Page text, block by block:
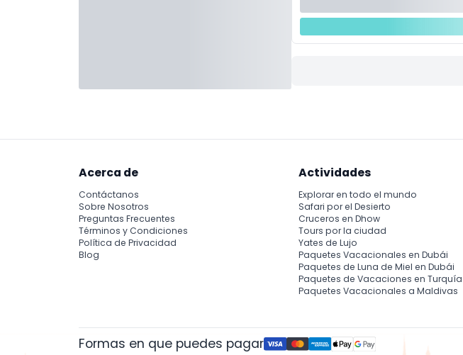
Acerca de
Contáctanos
Sobre Nosotros
Preguntas Frecuentes
Términos y Condiciones
Política de Privacidad
Blog
Actividades
Explorar en todo el mundo
Safari por el Desierto
Cruceros en Dhow
Tours por la ciudad
Yates de Lujo
Paquetes Vacacionales en Dubái
Paquetes de Luna de Miel en Dubái
Paquetes de Vacaciones en Turquía
Paquetes Vacacionales a Maldivas
Formas en que puedes pagar